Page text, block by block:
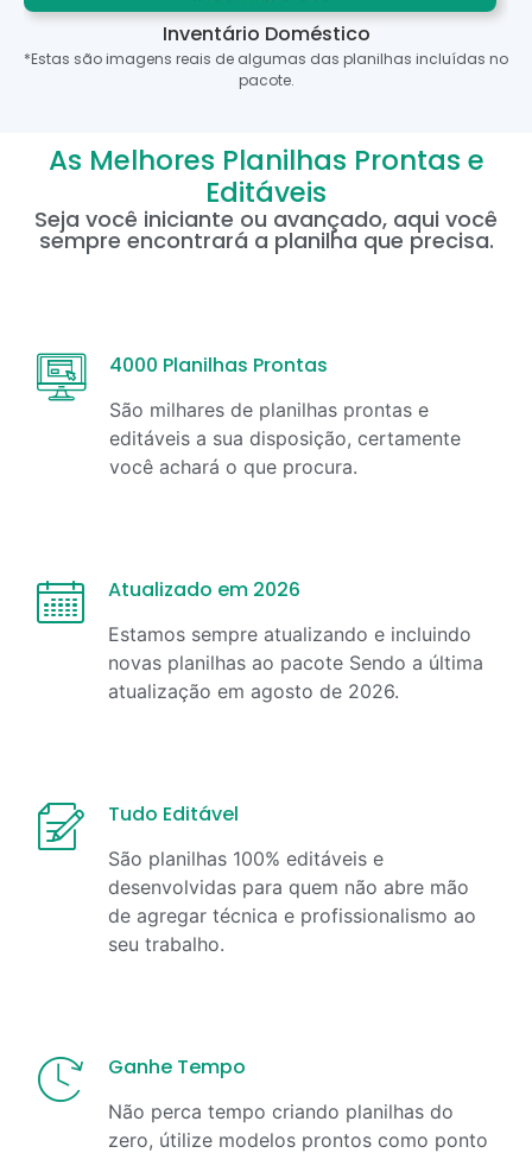
Inventário Doméstico
*Estas são imagens reais de algumas das planilhas incluídas no
pacote.
As Melhores Planilhas Prontas e
Editáveis
Seja você iniciante ou avançado, aqui você
sempre encontrará a planilha que precisa.
4000 Planilhas Prontas
São milhares de planilhas prontas e
editáveis a sua disposição, certamente
você achará o que procura.
Atualizado em 2026
Estamos sempre atualizando e incluindo
novas planilhas ao pacote Sendo a última
atualização em agosto de 2026.
Tudo Editável
São planilhas 100% editáveis e
desenvolvidas para quem não abre mão
de agregar técnica e profissionalismo ao
seu trabalho.
Ganhe Tempo
Não perca tempo criando planilhas do
zero, útilize modelos prontos como ponto